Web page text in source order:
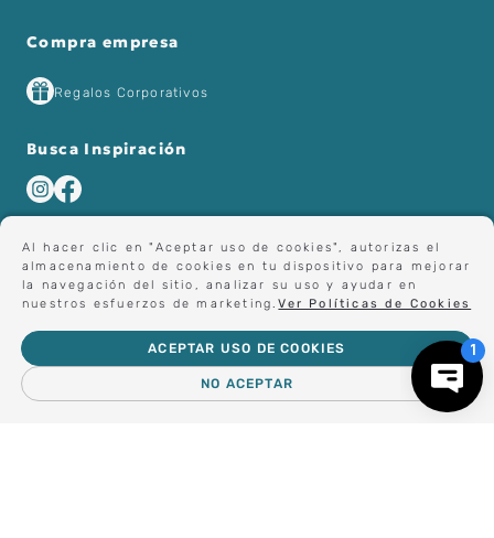
Al hacer clic en "Aceptar uso de cookies", autorizas el
almacenamiento de cookies en tu dispositivo para mejorar
la navegación del sitio, analizar su uso y ayudar en
nuestros esfuerzos de marketing.Ver Políticas de Cookies
NO ACEPTAR
ACEPTAR USO DE COOKIES
Compra empresa
Regalos Corporativos
Busca Inspiración